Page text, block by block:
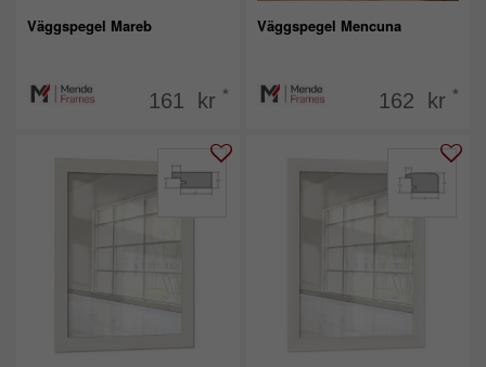
Väggspegel Mareb
161 kr *
Väggspegel Mencuna
162 kr *